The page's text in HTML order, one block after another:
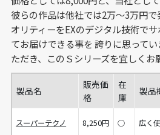
彼らの作品は他社では2万～3万円
オリティーをEXのデジタル技術で
てお届けできる事を 誇りに思って
ただき、このＳシリーズを宜しくお
製品名
販売価
格
在
庫
製品
スーパーテクノ 8,250円 ○ 広く